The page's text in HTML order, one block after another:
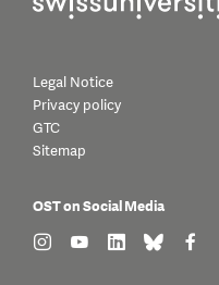
Legal Notice
Privacy policy
GTC
Sitemap
OST on Social Media
find us on: instagram
find us on:
find us on:
find us